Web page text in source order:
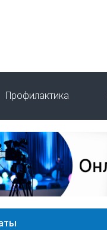
Профилактика